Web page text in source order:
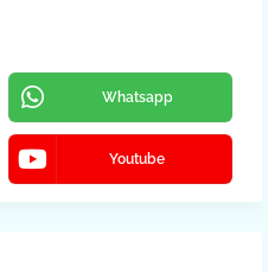
Whatsapp
Youtube